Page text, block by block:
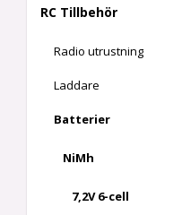
RC Tillbehör
Radio utrustning
Laddare
Batterier
NiMh
7,2V 6-cell